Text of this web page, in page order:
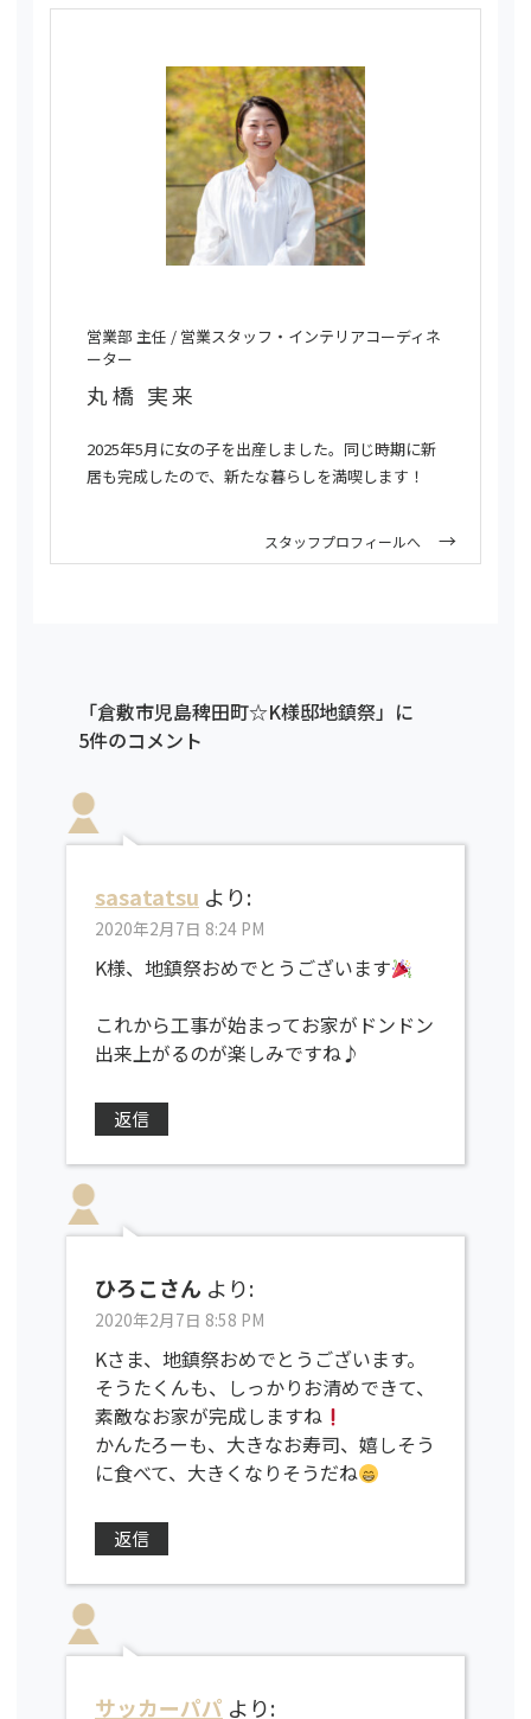
営業部 主任 / 営業スタッフ・インテリアコーディネ
ーター
丸橋 実来
2025年5月に女の子を出産しました。同じ時期に新
居も完成したので、新たな暮らしを満喫します！
スタッフプロフィールへ
「倉敷市児島稗田町☆K様邸地鎮祭」に
5件のコメント
sasatatsu より:
2020年2月7日 8:24 PM
K様、地鎮祭おめでとうございます
これから工事が始まってお家がドンドン
出来上がるのが楽しみですね♪
返信
ひろこさん より:
2020年2月7日 8:58 PM
Kさま、地鎮祭おめでとうございます。
そうたくんも、しっかりお清めできて、
素敵なお家が完成しますね
かんたろーも、大きなお寿司、嬉しそう
に食べて、大きくなりそうだね
返信
サッカーパパ より: